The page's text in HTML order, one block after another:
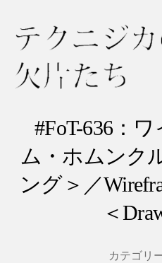
ニ
ジ
カ
#FoT-636：
ム・ホムンク
ング＞／
＜
カテゴリ